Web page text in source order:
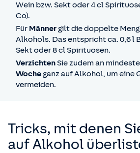
Wein bzw. Sekt oder 4 cl
Co).
Für Männer gilt die doppelte
Alkohols. Das entspricht ca. 0,6 l
Sekt oder 8 cl Spirituosen.
VerzichtenSie zudem an
Woche ganz auf Alkohol, um eine
vermeiden.
Tricks, mit denen
auf Alkohol